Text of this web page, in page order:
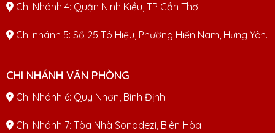
Chi Nhánh 4: Quận Ninh Kiều, TP Cần Thơ
Chi nhánh 5: Số 25 Tô Hiệu, Phường Hiến Nam, Hưng Yên.
CHI NHÁNH VĂN PHÒNG
Chi Nhánh 6: Quy Nhơn, Bình Định
Chi Nhánh 7: Tòa Nhà Sonadezi, Biên Hòa